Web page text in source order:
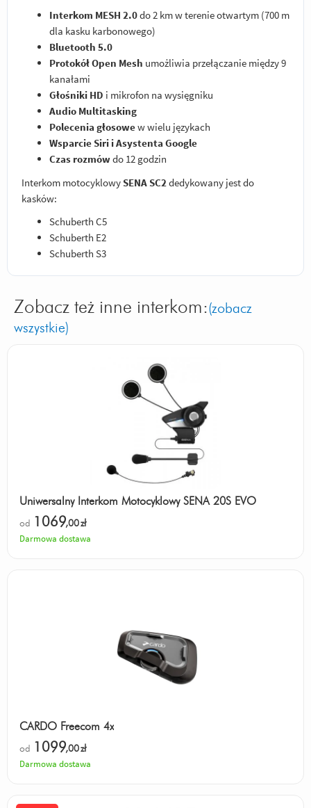
Interkom MESH 2.0do 2 km w terenie otwartym (700 m
dla kasku karbonowego)
Bluetooth 5.0
Protokół Open Mesh umożliwia przełączanie między 9
kanałami
Głośniki HD i mikrofon na wysięgniku
Audio Multitasking
Polecenia głosowew wielu językach
Wsparcie Siri i Asystenta Google
Czas rozmówdo 12 godzin
Interkom motocyklowy SENA SC2 dedykowany jest do
kasków:
Schuberth C5
Schuberth E2
Schuberth S3
Zobacz też inne interkom:(zobacz
wszystkie)
Uniwersalny Interkom Motocyklowy SENA 20S EVO
od 1069,00zł
Darmowa dostawa
CARDO Freecom 4x
od 1099,00zł
Darmowa dostawa